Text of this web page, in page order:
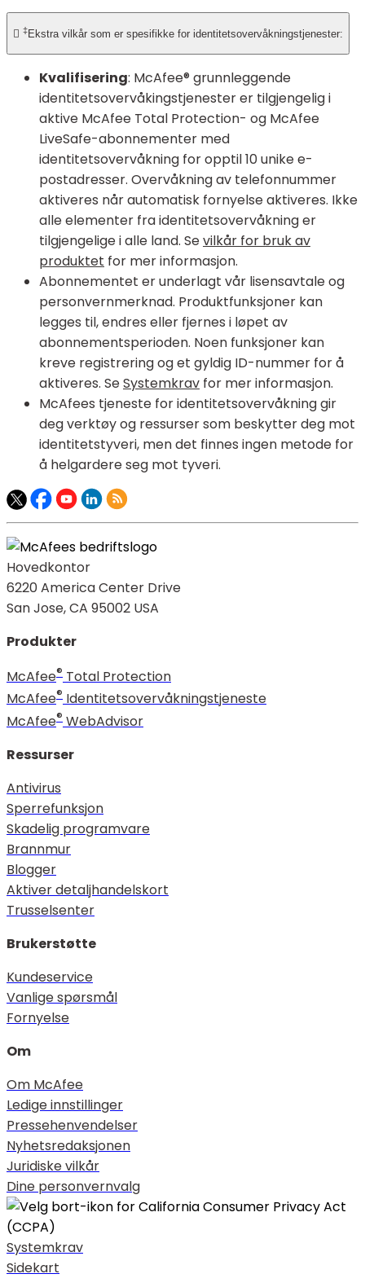
 ‡Ekstra vilkår som er spesifikke for identitetsovervåkningstjenester:
Kvalifisering: McAfee® grunnleggende
identitetsovervåkingstjenester er tilgjengelig i
aktive McAfee Total Protection- og McAfee
LiveSafe-abonnementer med
identitetsovervåkning for opptil 10 unike e-
postadresser. Overvåkning av telefonnummer
aktiveres når automatisk fornyelse aktiveres. Ikke
alle elementer fra identitetsovervåkning er
tilgjengelige i alle land. Sevilkår for bruk av
produktet for mer informasjon.
Abonnementet er underlagt vår lisensavtale og
personvernmerknad. Produktfunksjoner kan
legges til, endres eller fjernes i løpet av
abonnementsperioden. Noen funksjoner kan
kreve registrering og et gyldig ID-nummer for å
aktiveres. SeSystemkrav for mer informasjon.
McAfees tjeneste for identitetsovervåkning gir
deg verktøy og ressurser som beskytter deg mot
identitetstyveri, men det finnes ingen metode for
å helgardere seg mot tyveri.
Hovedkontor
6220 America Center Drive
San Jose, CA 95002 USA
Produkter
McAfee® Total Protection
McAfee® Identitetsovervåkningstjeneste
McAfee® WebAdvisor
Ressurser
Antivirus
Sperrefunksjon
Skadelig programvare
Brannmur
Blogger
Aktiver detaljhandelskort
Trusselsenter
Brukerstøtte
Kundeservice
Vanlige spørsmål
Fornyelse
Om
Om McAfee
Ledige innstillinger
Pressehenvendelser
Nyhetsredaksjonen
Juridiske vilkår
Dine personvernvalg
Systemkrav
Sidekart